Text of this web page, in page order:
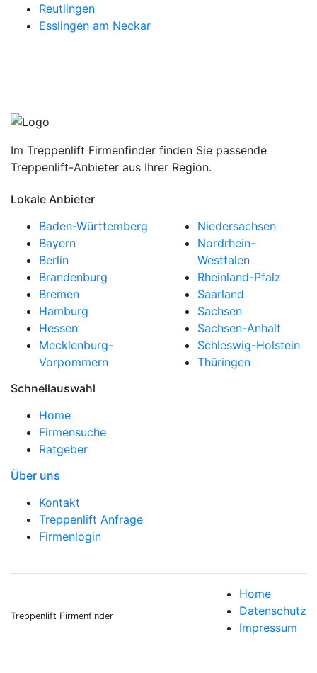
Reutlingen
Esslingen am Neckar
Im Treppenlift Firmenfinder finden Sie passende
Treppenlift-Anbieter aus Ihrer Region.
Lokale Anbieter
Baden-Württemberg
Bayern
Berlin
Brandenburg
Bremen
Hamburg
Hessen
Mecklenburg-
Vorpommern
Niedersachsen
Nordrhein-
Westfalen
Rheinland-Pfalz
Saarland
Sachsen
Sachsen-Anhalt
Schleswig-Holstein
Thüringen
Schnellauswahl
Home
Firmensuche
Ratgeber
Über uns
Kontakt
Treppenlift Anfrage
Firmenlogin
Treppenlift Firmenfinder
Home
Datenschutz
Impressum